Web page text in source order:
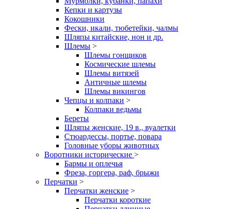
Кепки и картузы
Кокошники
Фески, икали, тюбетейки, чалмы
Шляпы китайские, нон и др.
Шлемы >
Шлемы гонщиков
Космические шлемы
Шлемы витязей
Античные шлемы
Шлемы викингов
Чепцы и колпаки >
Колпаки ведьмы
Береты
Шляпы женские, 19 в., вуалетки
Стюардессы, портье, повара
Головные уборы животных
Воротники исторические >
Бармы и оплечья
Фреза, горгера, раф, брыжи
Перчатки >
Перчатки женские >
Перчатки короткие